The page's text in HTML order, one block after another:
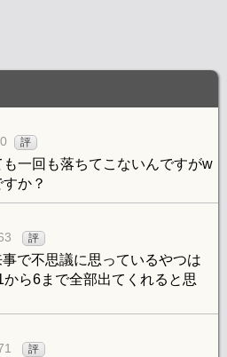
評
一回も落ちてこないんですがw
か？
評
で不思議に思っているやつは
ら6まで全部出てくれると思
評